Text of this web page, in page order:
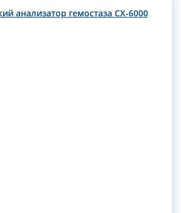
анализатор гемостаза CX-6000